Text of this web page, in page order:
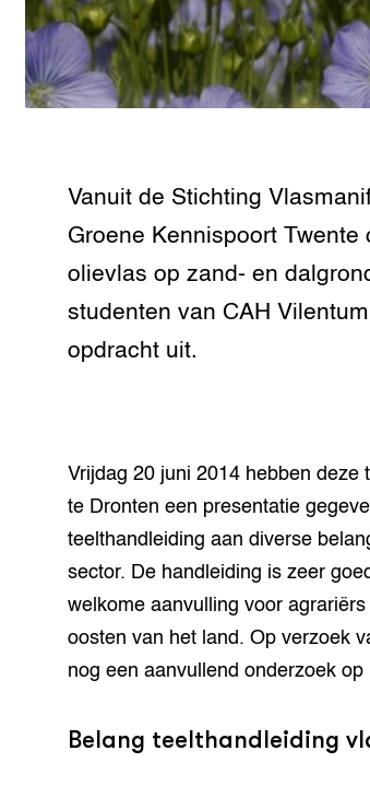
Vanuit de Stichting
Groene Kennispoort
olievlas op zand- en
studenten van CAH
opdracht uit.
Vrijdag 20 juni 2014 hebben deze
te Dronten een presentatie
teelthandleiding aan diverse
sector. De handleiding is zeer
welkome aanvulling voor
oosten van het land. Op verzoek
nog een aanvullend onderzoek
Belang teelthandleiding